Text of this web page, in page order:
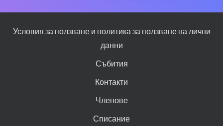
Условия за ползване и политика за ползване на лични
данни
Събития
Контакти
Членове
Списание